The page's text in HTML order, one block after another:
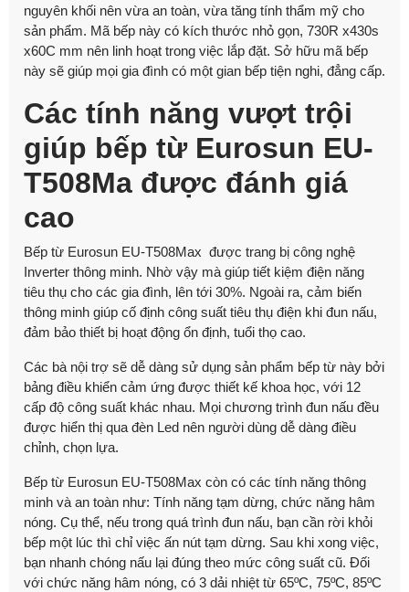
nguyên khối nên vừa an toàn, vừa tăng tính thẩm mỹ cho
sản phẩm. Mã bếp này có kích thước nhỏ gọn, 730R x430s
x60C mm nên linh hoạt trong việc lắp đặt. Sở hữu mã bếp
này sẽ giúp mọi gia đình có một gian bếp tiện nghi, đẳng cấp.
Các tính năng vượt trội
giúp bếp từ Eurosun EU-
T508Ma được đánh giá
cao
Bếp từ Eurosun EU-T508Max được trang bị công nghệ
Inverter thông minh. Nhờ vậy mà giúp tiết kiệm điện năng
tiêu thụ cho các gia đình, lên tới 30%. Ngoài ra, cảm biến
thông minh giúp cố định công suất tiêu thụ điện khi đun nấu,
đảm bảo thiết bị hoạt động ổn định, tuổi thọ cao.
Các bà nội trợ sẽ dễ dàng sử dụng sản phẩm bếp từ này bởi
bảng điều khiển cảm ứng được thiết kế khoa học, với 12
cấp độ công suất khác nhau. Mọi chương trình đun nấu đều
được hiển thị qua đèn Led nên người dùng dễ dàng điều
chỉnh, chọn lựa.
Bếp từ Eurosun EU-T508Max còn có các tính năng thông
minh và an toàn như: Tính năng tạm dừng, chức năng hâm
nóng. Cụ thể, nếu trong quá trình đun nấu, bạn cần rời khỏi
bếp một lúc thì chỉ việc ấn nút tạm dừng. Sau khi xong việc,
bạn nhanh chóng nấu lại đúng theo mức công suất cũ. Đối
với chức năng hâm nóng, có 3 dải nhiệt từ 65ºC, 75ºC, 85ºC